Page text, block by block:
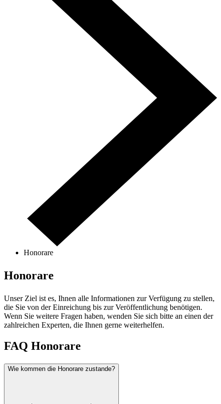
Honorare
Honorare
Unser Ziel ist es, Ihnen alle Informationen zur Verfügung zu stellen,
die Sie von der Einreichung bis zur Veröffentlichung benötigen.
Wenn Sie weitere Fragen haben, wenden Sie sich bitte an einen der
zahlreichen Experten, die Ihnen gerne weiterhelfen.
FAQ Honorare
Wie kommen die Honorare zustande?